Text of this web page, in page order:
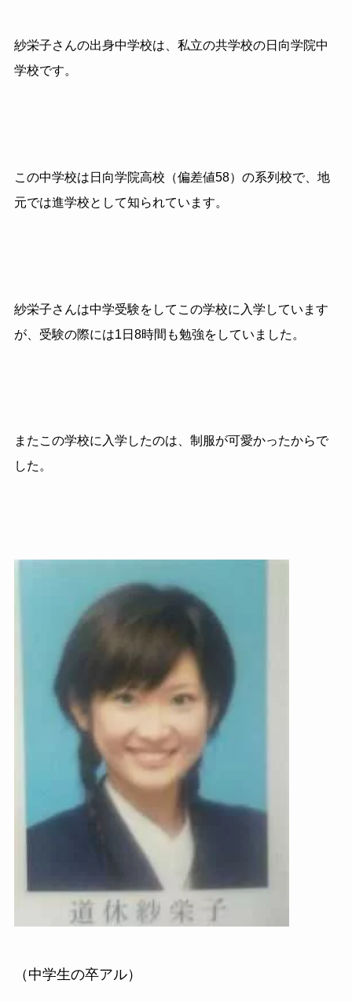
紗栄子さんの出身中学校は、私立の共学校の日向学院中
学校です。
この中学校は日向学院高校（偏差値58）の系列校で、地
元では進学校として知られています。
紗栄子さんは中学受験をしてこの学校に入学しています
が、受験の際には1日8時間も勉強をしていました。
またこの学校に入学したのは、制服が可愛かったからで
した。
（中学生の卒アル）